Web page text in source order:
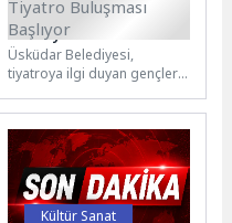
Üsküdar
Belediyesi’nden
Gençlere Sahne Çağrısı:
“Üsküdar’da Sahne
Gençlerin” Tiyatro
Üsküdar Belediyesi,
tiyatroya ilgi duyan gençleri
anlamlı bir projeyi hayata
geçiriyor. “Üsküdar’da
Sahne...
Kültür Sanat